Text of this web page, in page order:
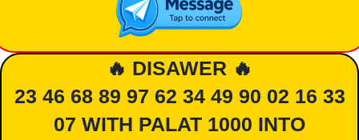
🔥 DISAWER 🔥
23 46 68 89 97 62 34 49 90 02 16 33
07 WITH PALAT 1000 INTO